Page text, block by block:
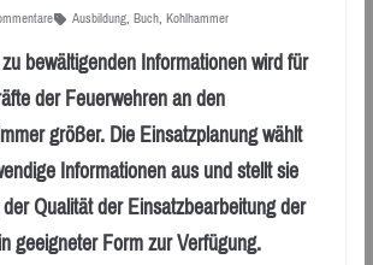
Ausbildung, Buch, Kohlhammer
bewältigenden Informationen wird für
der Feuerwehren an den
größer. Die Einsatzplanung wählt
Informationen aus und stellt sie
Qualität der Einsatzbearbeitung der
geeigneter Form zur Verfügung.